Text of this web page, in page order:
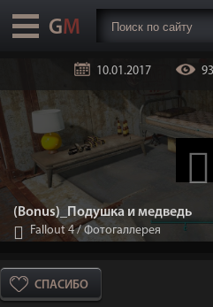
10.01.2017
(Bonus)_Подушка и медведь
Fallout 4/ Фотогаллерея
СПАСИБО